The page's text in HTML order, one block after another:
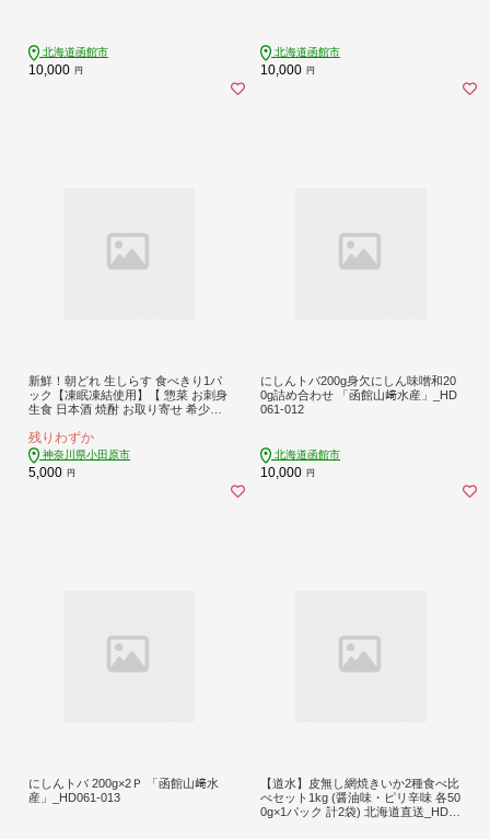
北海道函館市
10,000 円
北海道函館市
10,000 円
新鮮！朝どれ 生しらす 食べきり1パ
ック【凍眠凍結使用】【 惣菜 お刺身
生食 日本酒 焼酎 お取り寄せ 希少部
日 贈り物 】【家庭用 自宅用 贈答品
贈答用 ギフト 】【まぐろや 神奈川
県小田原市早川】
残りわずか
神奈川県小田原市
5,000 円
にしんトバ200g身欠にしん味噌和20
0g詰め合わせ 「函館山﨑水産」_HD
061-012
北海道函館市
10,000 円
にしんトバ 200g×2Ｐ 「函館山﨑水
産」_HD061-013
【道水】皮無し網焼きいか2種食べ比
べセット1kg (醤油味・ピリ辛味 各50
0g×1パック 計2袋) 北海道直送_HD10